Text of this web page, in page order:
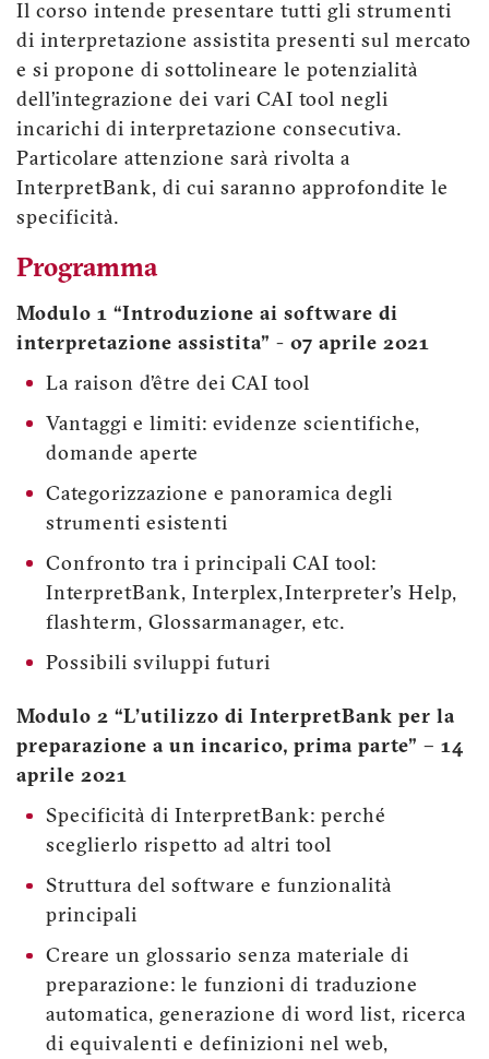
Il corso intende presentare tutti gli strumenti
di interpretazione assistita presenti sul mercato
e si propone di sottolineare le potenzialità
dell’integrazione dei vari CAI tool negli
incarichi di interpretazione consecutiva.
Particolare attenzione sarà rivolta a
InterpretBank, di cui saranno approfondite le
specificità.
Programma
Modulo 1 “Introduzione ai software di
interpretazione assistita” - 07 aprile 2021
La raison d’être dei CAI tool
Vantaggi e limiti: evidenze scientifiche,
domande aperte
Categorizzazione e panoramica degli
strumenti esistenti
Confronto tra i principali CAI tool:
InterpretBank, Interplex, Interpreter’s Help,
flashterm, Glossarmanager, etc.
Possibili sviluppi futuri
Modulo 2 “L’utilizzo di InterpretBank per la
preparazione a un incarico, prima parte” – 14
aprile 2021
Specificità di InterpretBank: perché
sceglierlo rispetto ad altri tool
Struttura del software e funzionalità
principali
Creare un glossario senza materiale di
preparazione: le funzioni di traduzione
automatica, generazione di word list, ricerca
di equivalenti e definizioni nel web,